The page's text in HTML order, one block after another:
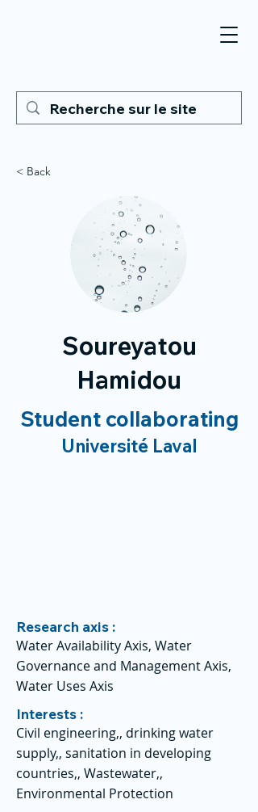
< Back
Soureyatou
Hamidou
Student collaborating
Université Laval
Research axis :
Water Availability Axis, Water
Governance and Management Axis,
Water Uses Axis
Interests :
Civil engineering,, drinking water
supply,, sanitation in developing
countries,, Wastewater,,
Environmental Protection